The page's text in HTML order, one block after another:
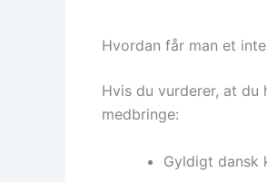
Hvordan får man et
Hvis du vurderer, at
medbringe:
Gyldigt dansk